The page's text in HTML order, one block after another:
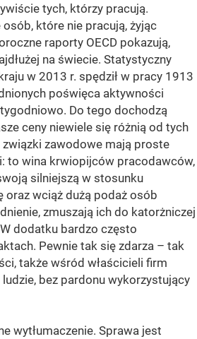
tych, którzy pracują.
które nie pracują, żyjąc
raporty OECD pokazują,
na świecie. Statystyczny
w 2013 r. spędził w pracy 1913
poświęca aktywności
Do tego dochodzą
ceny niewiele się różnią od tych
związki zawodowe mają proste
to wina krwiopijców pracodawców,
silniejszą w stosunku
oraz wciąż dużą podaż osób
zmuszają ich do katorżniczej
dodatku bardzo często
Pewnie tak się zdarza – tak
także wśród właścicieli firm
bez pardonu wykorzystujący
wytłumaczenie. Sprawa jest